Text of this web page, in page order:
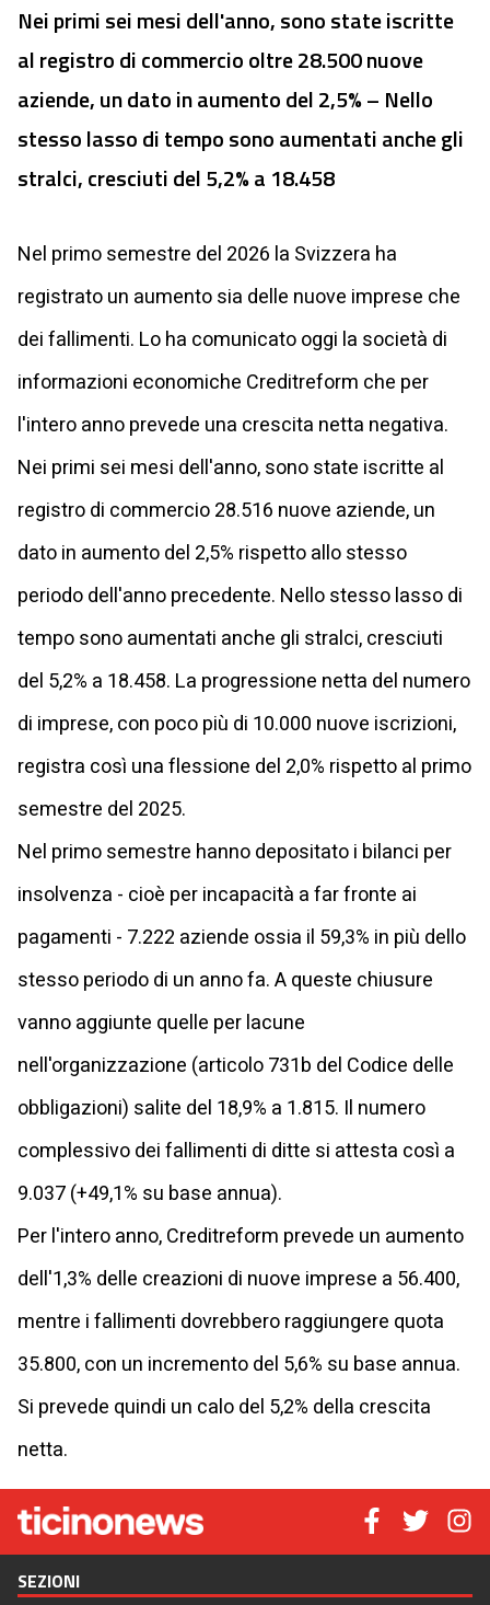
Nei primi sei mesi dell'anno, sono state iscritte
al registro di commercio oltre 28.500 nuove
aziende, un dato in aumento del 2,5% – Nello
stesso lasso di tempo sono aumentati anche gli
stralci, cresciuti del 5,2% a 18.458
Nel primo semestre del 2026 la Svizzera ha
registrato un aumento sia delle nuove imprese che
dei fallimenti. Lo ha comunicato oggi la società di
informazioni economiche Creditreform che per
l'intero anno prevede una crescita netta negativa.
Nei primi sei mesi dell'anno, sono state iscritte al
registro di commercio 28.516 nuove aziende, un
dato in aumento del 2,5% rispetto allo stesso
periodo dell'anno precedente. Nello stesso lasso di
tempo sono aumentati anche gli stralci, cresciuti
del 5,2% a 18.458. La progressione netta del numero
di imprese, con poco più di 10.000 nuove iscrizioni,
registra così una flessione del 2,0% rispetto al primo
semestre del 2025.
Nel primo semestre hanno depositato i bilanci per
insolvenza - cioè per incapacità a far fronte ai
pagamenti - 7.222 aziende ossia il 59,3% in più dello
stesso periodo di un anno fa. A queste chiusure
vanno aggiunte quelle per lacune
nell'organizzazione (articolo 731b del Codice delle
obbligazioni) salite del 18,9% a 1.815. Il numero
complessivo dei fallimenti di ditte si attesta così a
9.037 (+49,1% su base annua).
Per l'intero anno, Creditreform prevede un aumento
dell'1,3% delle creazioni di nuove imprese a 56.400,
mentre i fallimenti dovrebbero raggiungere quota
35.800, con un incremento del 5,6% su base annua.
Si prevede quindi un calo del 5,2% della crescita
netta.
SEZIONI